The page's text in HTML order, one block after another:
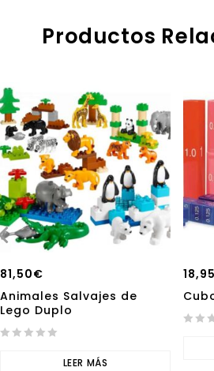
Productos
81,50€
Animales Salvajes de
Lego Duplo
LEER MÁS
18,95